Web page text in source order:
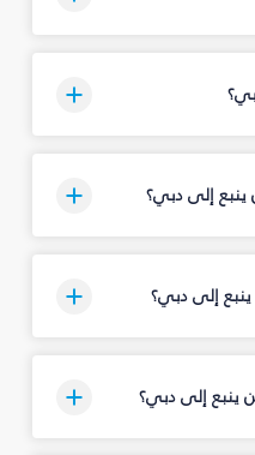
ينبع إلى دبي؟
إلى دبي؟
ينبع إلى دبي؟